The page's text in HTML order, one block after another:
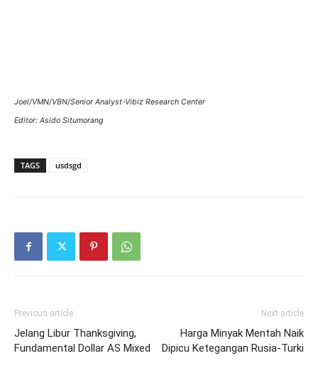
Joel/VMN/VBN/Senior Analyst-Vibiz Research Center
Editor: Asido Situmorang
TAGS usdsgd
Previous article
Jelang Libur Thanksgiving,
Fundamental Dollar AS Mixed
Next article
Harga Minyak Mentah Naik
Dipicu Ketegangan Rusia-Turki